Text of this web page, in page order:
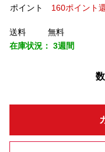
ポイント
160ポイント
送料
無料
在庫状況： 3週間